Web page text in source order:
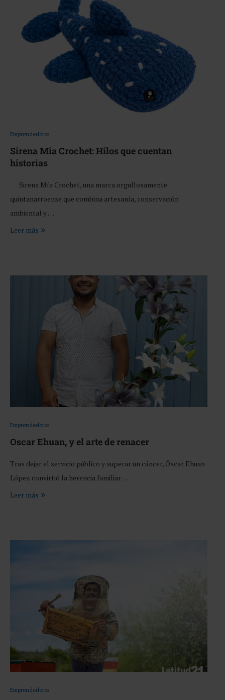
Emprendedores
Sirena Mia Crochet: Hilos que cuentan
historias
Sirena Mía Crochet, una marca orgullosamente
quintanarroense que combina artesanía, conservación
ambiental y …
Leer más
Emprendedores
Oscar Ehuan, y el arte de renacer
Tras dejar el servicio público y superar un cáncer, Óscar Ehuan
López convirtió la herencia familiar …
Leer más
Emprendedores